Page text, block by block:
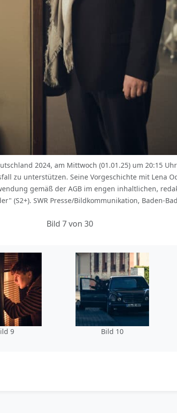
2024, am Mittwoch (01.01.25) um 20:15
zu unterstützen. Seine Vorgeschichte mit Lena
gemäß der AGB im engen inhaltlichen,
(S2+). SWR Presse/Bildkommunikation, Baden-
Bild 7 von 30
9 Bild 10